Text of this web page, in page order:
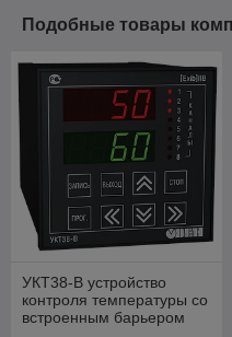
Подобные товары
УКТ38-В устройство
контроля температуры со
встроенным барьером